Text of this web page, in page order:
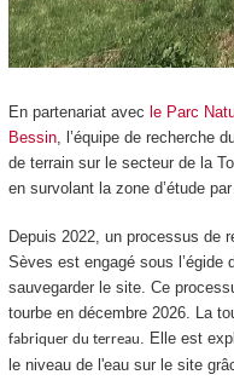
En partenariat avec le Parc
Bessin, l’équipe de recherche
de terrain sur le secteur de la
en survolant la zone d’étude par
Depuis 2022, un processus de
Sèves est engagé sous l’égide
sauvegarder le site. Ce
tourbe en décembre 2026. La
fabriquer du terreau. Elle est
le niveau de l'eau sur le site